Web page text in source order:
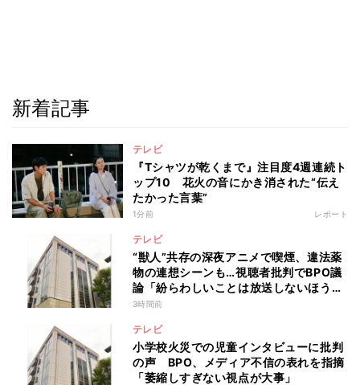
新着記事
テレビ
『Tシャツが乾くまで』注目度4週連続ト
ップ10 花火の音にかき消された“伝え
たかった言葉”
1分前 レポート
テレビ
“獣人”共存の深夜アニメで喫煙、違法薬
物の連想シーンも…視聴者批判でBPO議
論「紛らわしいことは放送しないほう
が」
3時間前
テレビ
小学校火災での児童インタビューに批判
の声 BPO、メディア不信の表れを指摘
「萎縮しすぎない視点が大事」